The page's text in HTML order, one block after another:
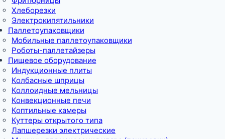
Хлеборезки
Электрокипятильники
Паллетоупаковщики
Мобильные паллетоупаковщики
Роботы-паллетайзеры
Пищевое оборудование
Индукционные плиты
Колбасные шприцы
Коллоидные мельницы
Конвекционные печи
Коптильные камеры
Куттеры открытого типа
Лапшерезки электрические